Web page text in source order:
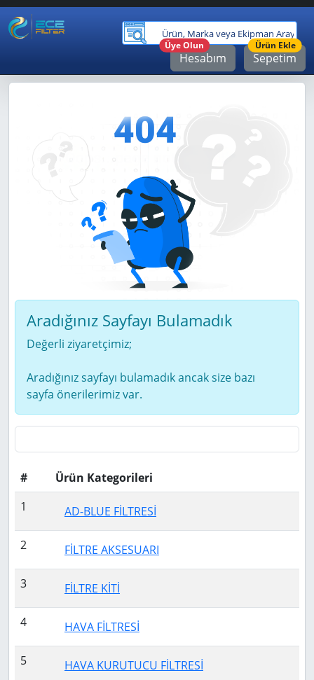
Hesabım
Üye Olun
Sepetim
Ürün Ekle
Aradığınız Sayfayı Bulamadık
Değerli ziyaretçimiz;
Aradığınız sayfayı bulamadık ancak size bazı
sayfa önerilerimiz var.
#
Ürün Kategorileri
1
AD-BLUE FİLTRESİ
2 FİLTRE AKSESUARI
3 FİLTRE KİTİ
4 HAVA FİLTRESİ
5 HAVA KURUTUCU FİLTRESİ